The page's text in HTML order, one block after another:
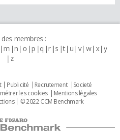
membres :
m n o p q r s t u v w x y
z
Publicité Recrutement
Societé
les cookies
Mentions légales
© 2022 CCM Benchmark